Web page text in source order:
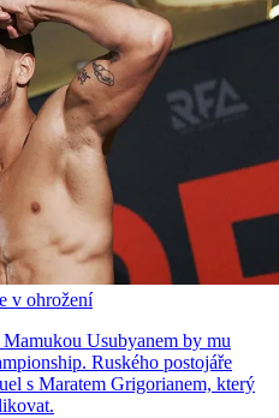
v ohrožení
Usubyanem by mu
Ruského postojáře
s Maratem Grigorianem, který